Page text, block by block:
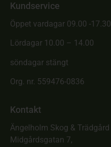
Kundservice
Öppet vardagar 09.00 -17.30
Lördagar 10.00 – 14.00
söndagar stängt
Org. nr. 559476-0836
Kontakt
Ängelholm Skog & Trädgård
Midgårdsgatan 7,